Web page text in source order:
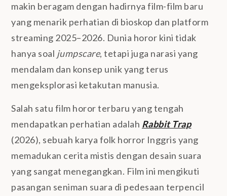
makin beragam dengan hadirnya film-film baru
yang menarik perhatian di bioskop dan platform
streaming 2025–2026. Dunia horor kini tidak
hanya soal jumpscare, tetapi juga narasi yang
mendalam dan konsep unik yang terus
mengeksplorasi ketakutan manusia.
Salah satu film horor terbaru yang tengah
mendapatkan perhatian adalah Rabbit Trap
(2026), sebuah karya folk horror Inggris yang
memadukan cerita mistis dengan desain suara
yang sangat menegangkan. Film ini mengikuti
pasangan seniman suara di pedesaan terpencil